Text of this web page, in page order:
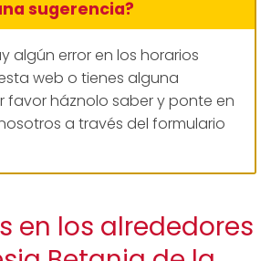
sugerencia?
algún error en los horarios
web o tienes alguna
favor háznolo saber y ponte en
a través del formulario
en los alrededores